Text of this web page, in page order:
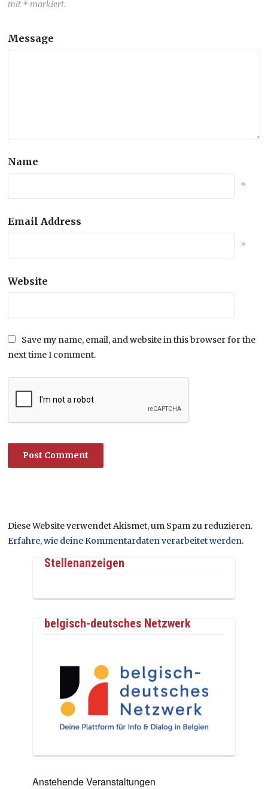
mit * markiert.
Message
Name
*
Email Address
*
Website
Save my name, email, and website in this browser for the
next time I comment.
Diese Website verwendet Akismet, um Spam zu reduzieren.
Erfahre, wie deine Kommentardaten verarbeitet werden.
Stellenanzeigen
belgisch-deutsches Netzwerk
Anstehende Veranstaltungen